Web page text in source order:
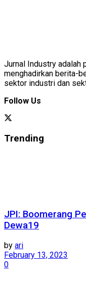
Jurnal Industry adalah
menghadirkan berita-
sektor industri dan
Follow Us
Trending
JPI: Boomerang
Dewa19
by ari
February 13, 2023
0